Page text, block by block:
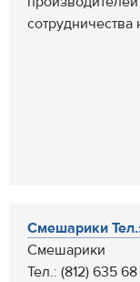
Смешарики
Смешарики
Тел.: (812) 635 68